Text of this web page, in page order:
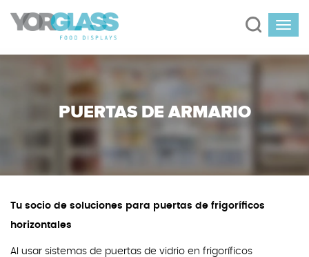
PUERTAS DE ARMARIO
Tu socio de soluciones para puertas de frigoríficos
horizontales
Al usar sistemas de puertas de vidrio en frigoríficos